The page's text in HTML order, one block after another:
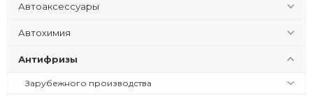
Автоаксессуары
Автохимия
Антифризы
Зарубежного производства